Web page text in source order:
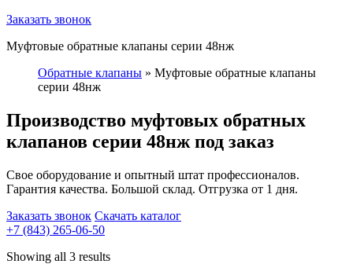
Заказать звонок
Муфтовые обратные клапаны серии 48нж
Обратные клапаны » Муфтовые обратные клапаны
серии 48нж
Производство муфтовых обратных
клапанов серии 48нж под заказ
Свое оборудование и опытный штат профессионалов.
Гарантия качества. Большой склад. Отгрузка от 1 дня.
Заказать звонок Скачать каталог
+7 (843) 265-06-50
Showing all 3 results